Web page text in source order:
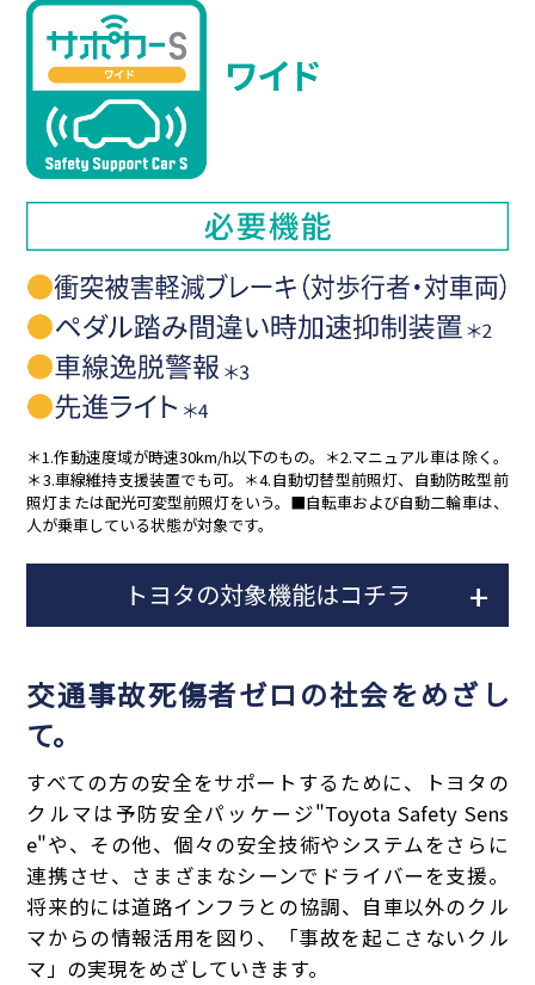
＊1.作動速度域が時速30km/h以下のもの。＊2.マニュアル車は除く。
＊3.車線維持支援装置でも可。＊4.自動切替型前照灯、自動防眩型前
照灯または配光可変型前照灯をいう。■自転車および自動二輪車は、
人が乗車している状態が対象です。
トヨタの対象機能はコチラ
交通事故死傷者ゼロの社会をめざし
て。
すべての方の安全をサポートするために、トヨタの
クルマは予防安全パッケージ"Toyota Safety Sens
e"や、その他、個々の安全技術やシステムをさらに
連携させ、さまざまなシーンでドライバーを支援。
将来的には道路インフラとの協調、自車以外のクル
マからの情報活用を図り、「事故を起こさないクル
マ」の実現をめざしていきます。